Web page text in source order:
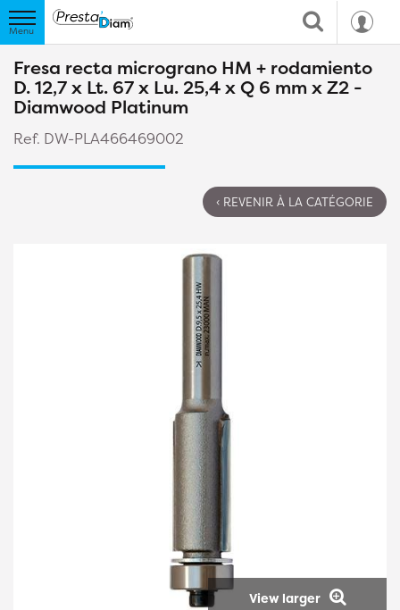
Fresa recta micrograno HM + rodamiento
D. 12,7 x Lt. 67 x Lu. 25,4 x Q 6 mm x Z2 -
Diamwood Platinum
Ref. DW-PLA466469002
‹ REVENIR À LA CATÉGORIE
View larger